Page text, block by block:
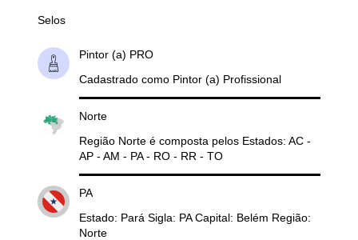
Selos
Pintor (a) PRO
Cadastrado como Pintor (a) Profissional
Norte
Região Norte é composta pelos Estados: AC -
AP - AM - PA - RO - RR - TO
PA
Estado: Pará Sigla: PA Capital: Belém Região:
Norte